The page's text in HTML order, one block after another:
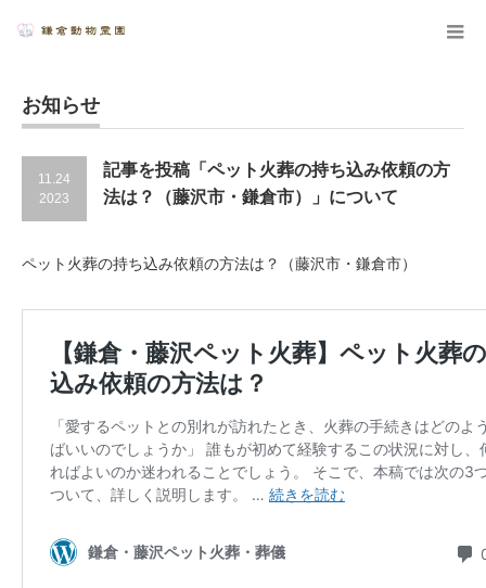
お知らせ
11.24
2023
記事を投稿「ペット火葬の持ち込み依頼の方
法は？（藤沢市・鎌倉市）」について
ペット火葬の持ち込み依頼の方法は？（藤沢市・鎌倉市）